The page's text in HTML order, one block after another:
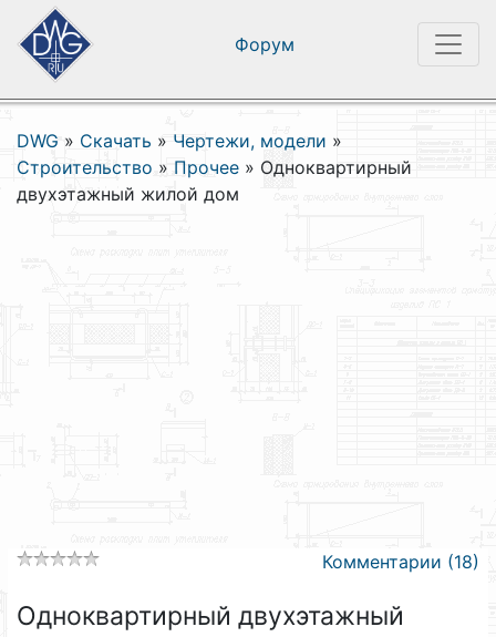
Форум
DWG » Скачать » Чертежи, модели »
Строительство » Прочее » Одноквартирный
двухэтажный жилой дом
Комментарии (18)
Одноквартирный двухэтажный